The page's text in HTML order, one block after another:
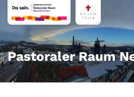
Zum Inhalt springen
Pastoraler Raum